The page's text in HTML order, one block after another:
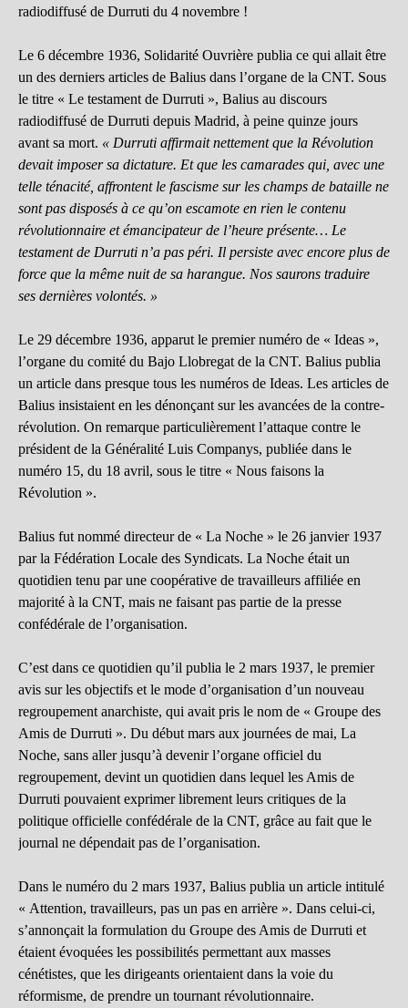
radiodiffusé de Durruti du 4 novembre !
Le 6 décembre 1936, Solidarité Ouvrière publia ce qui allait être
un des derniers articles de Balius dans l’organe de la CNT. Sous
le titre « Le testament de Durruti », Balius au discours
radiodiffusé de Durruti depuis Madrid, à peine quinze jours
avant sa mort. « Durruti affirmait nettement que la Révolution
devait imposer sa dictature. Et que les camarades qui, avec une
telle ténacité, affrontent le fascisme sur les champs de bataille ne
sont pas disposés à ce qu’on escamote en rien le contenu
révolutionnaire et émancipateur de l’heure présente… Le
testament de Durruti n’a pas péri. Il persiste avec encore plus de
force que la même nuit de sa harangue. Nos saurons traduire
ses dernières volontés. »
Le 29 décembre 1936, apparut le premier numéro de « Ideas »,
l’organe du comité du Bajo Llobregat de la CNT. Balius publia
un article dans presque tous les numéros de Ideas. Les articles de
Balius insistaient en les dénonçant sur les avancées de la contre-
révolution. On remarque particulièrement l’attaque contre le
président de la Généralité Luis Companys, publiée dans le
numéro 15, du 18 avril, sous le titre « Nous faisons la
Révolution ».
Balius fut nommé directeur de « La Noche » le 26 janvier 1937
par la Fédération Locale des Syndicats. La Noche était un
quotidien tenu par une coopérative de travailleurs affiliée en
majorité à la CNT, mais ne faisant pas partie de la presse
confédérale de l’organisation.
C’est dans ce quotidien qu’il publia le 2 mars 1937, le premier
avis sur les objectifs et le mode d’organisation d’un nouveau
regroupement anarchiste, qui avait pris le nom de « Groupe des
Amis de Durruti ». Du début mars aux journées de mai, La
Noche, sans aller jusqu’à devenir l’organe officiel du
regroupement, devint un quotidien dans lequel les Amis de
Durruti pouvaient exprimer librement leurs critiques de la
politique officielle confédérale de la CNT, grâce au fait que le
journal ne dépendait pas de l’organisation.
Dans le numéro du 2 mars 1937, Balius publia un article intitulé
« Attention, travailleurs, pas un pas en arrière ». Dans celui-ci,
s’annonçait la formulation du Groupe des Amis de Durruti et
étaient évoquées les possibilités permettant aux masses
cénétistes, que les dirigeants orientaient dans la voie du
réformisme, de prendre un tournant révolutionnaire.